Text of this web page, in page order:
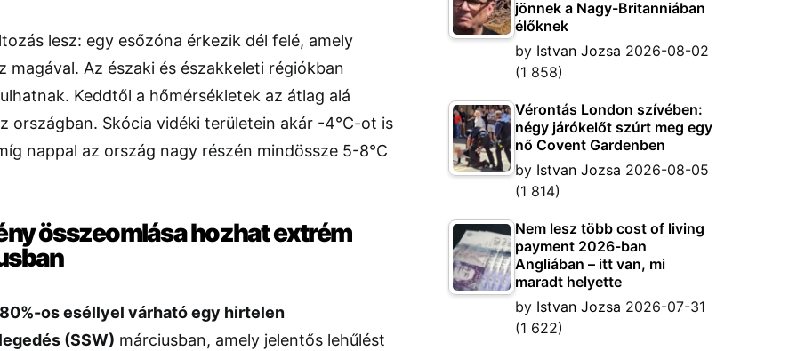
lesz: egy esőzóna érkezik dél felé, amely
magával. Az északi és északkeleti régiókban
Keddtől a hőmérsékletek az átlag alá
országban. Skócia vidéki területein akár -4°C-ot is
nappal az ország nagy részén mindössze 5-8°C
összeomlása hozhat extrém
80%-os eséllyel várható egy hirtelen
(SSW) márciusban, amely jelentős lehűlést
jönnek a Nagy-Britanniában
élőknek
by Istvan Jozsa 2026-08-02
(1 858)
Vérontás London szívében:
négy járókelőt szúrt meg egy
nő Covent Gardenben
by Istvan Jozsa 2026-08-05
(1 814)
Nem lesz több cost of living
payment 2026-ban
Angliában – itt van, mi
maradt helyette
by Istvan Jozsa 2026-07-31
(1 622)